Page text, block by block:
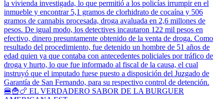
🍔🍟🍗 EL VERDADERO SABOR DE LA BURGUER